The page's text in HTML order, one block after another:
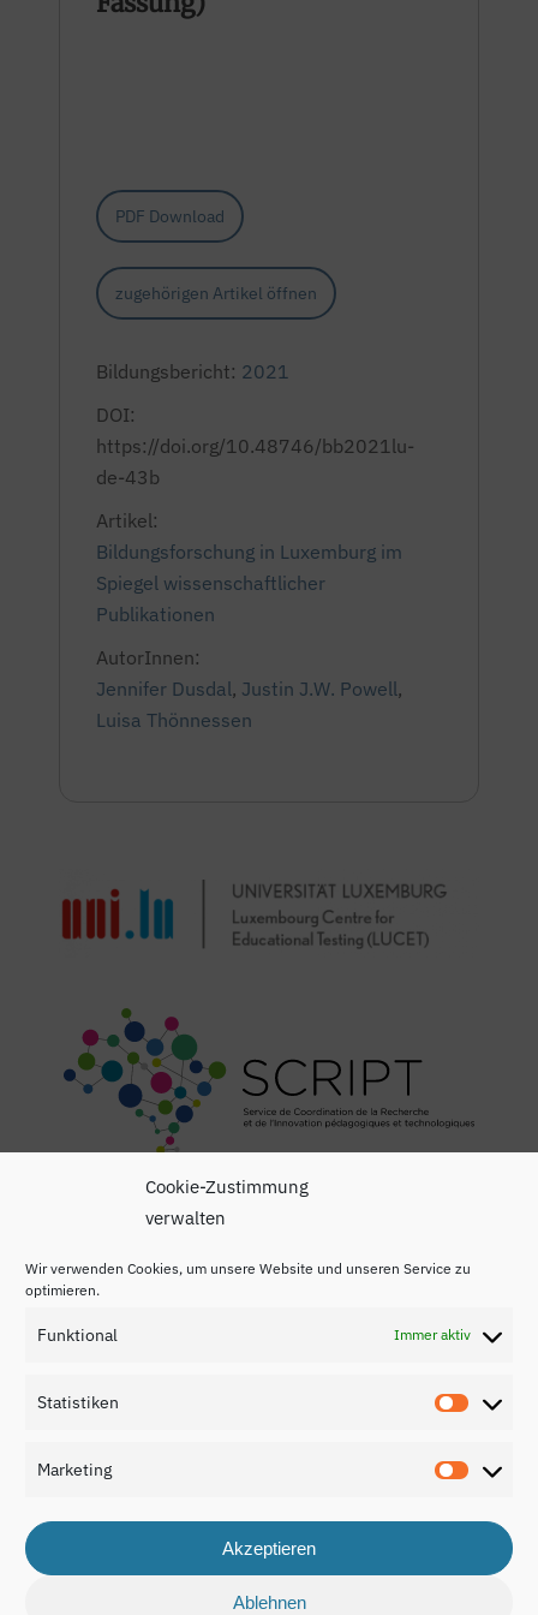
Cookie-Zustimmung
verwalten
Wir verwenden Cookies, um unsere Website und unseren Service zu
optimieren.
Funktional Immer aktiv
Statistiken
Marketing
Akzeptieren
Ablehnen
PDF Download
zugehörigen Artikel öffnen
Bildungsbericht: 2021
DOI:
https://doi.org/10.48746/bb2021lu-
de-43b
Artikel:
Bildungsforschung in Luxemburg im
Spiegel wissenschaftlicher
Publikationen
AutorInnen:
Jennifer Dusdal, Justin J.W. Powell,
Luisa Thönnessen
Datenschutzerklärung
© 2026 Nationaler Bildungsbericht Luxemburg 2024.